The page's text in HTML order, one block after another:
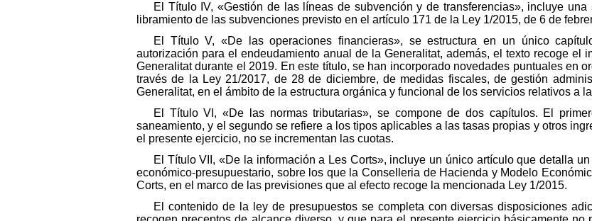
El Título IV, «Gestión de las líneas de subvención y de transferencias», incluye
libramiento de las subvenciones previsto en el artículo 171 de la Ley 1/2015, de 6 de
El Título V, «De las operaciones financieras», se estructura en un único
autorización para el endeudamiento anual de la Generalitat, además, el texto recoge el
Generalitat durante el 2019. En este título, se han incorporado novedades puntuales en
través de la Ley 21/2017, de 28 de diciembre, de medidas fiscales, de gestión
Generalitat, en el ámbito de la estructura orgánica y funcional de los servicios relativos a
El Título VI, «De las normas tributarias», se compone de dos capítulos. El
saneamiento, y el segundo se refiere a los tipos aplicables a las tasas propias y otros
el presente ejercicio, no se incrementan las cuotas.
El Título VII, «De la información a Les Corts», incluye un único artículo que detalla
económico-presupuestario, sobre los que la Conselleria de Hacienda y Modelo
Corts, en el marco de las previsiones que al efecto recoge la mencionada Ley 1/2015.
El contenido de la ley de presupuestos se completa con diversas disposiciones